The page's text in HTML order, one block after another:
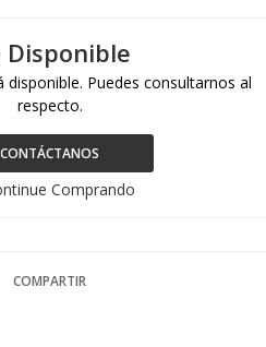
Disponible
Puedes consultarnos al
respecto.
CONTÁCTANOS
Comprando
COMPARTIR